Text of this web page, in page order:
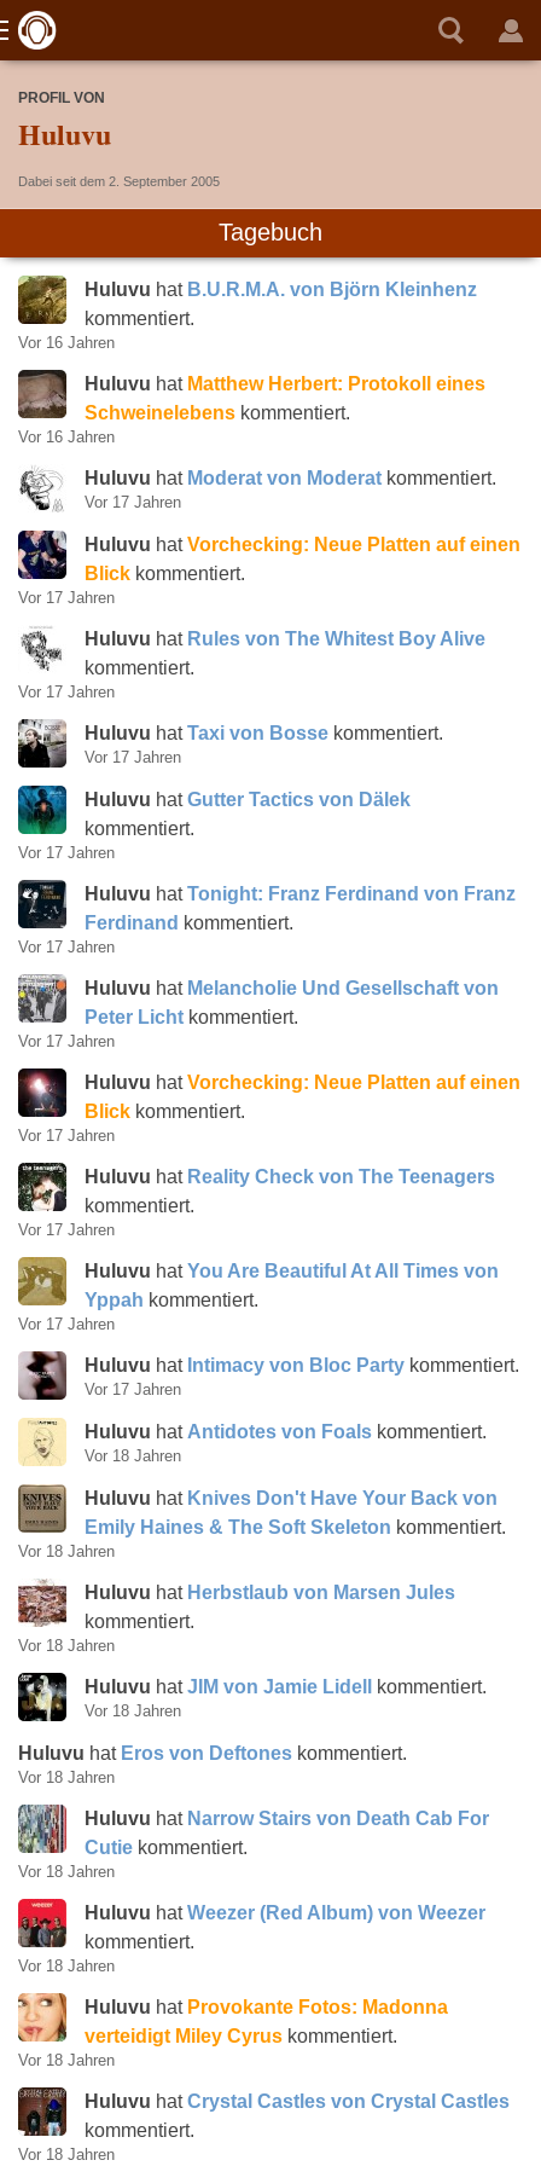
PROFIL VON
Huluvu
Dabei seit dem 2. September 2005
Tagebuch
Huluvu hat B.U.R.M.A. von Björn Kleinhenz
kommentiert.
Vor 16 Jahren
Huluvu hat Matthew Herbert: Protokoll eines
Schweinelebens kommentiert.
Vor 16 Jahren
Huluvu hat Moderat von Moderat kommentiert.
Vor 17 Jahren
Huluvu hatVorchecking: Neue Platten auf einen
Blick kommentiert.
Vor 17 Jahren
Huluvu hat Rules von The Whitest Boy Alive
kommentiert.
Vor 17 Jahren
Huluvu hatTaxi von Bosse kommentiert.
Vor 17 Jahren
Huluvu hatGutter Tactics von Dälek
kommentiert.
Vor 17 Jahren
Huluvu hatTonight: Franz Ferdinand von Franz
Ferdinand kommentiert.
Vor 17 Jahren
Huluvu hat Melancholie Und Gesellschaft von
Peter Licht kommentiert.
Vor 17 Jahren
Huluvu hatVorchecking: Neue Platten auf einen
Blick kommentiert.
Vor 17 Jahren
Huluvu hat Reality Check von The Teenagers
kommentiert.
Vor 17 Jahren
Huluvu hatYou Are Beautiful At All Times von
Yppah kommentiert.
Vor 17 Jahren
Huluvu hat Intimacy von Bloc Party kommentiert.
Vor 17 Jahren
Huluvu hat Antidotes von Foals kommentiert.
Vor 18 Jahren
Huluvu hat Knives Don't Have Your Back von
Emily Haines & The Soft Skeleton kommentiert.
Vor 18 Jahren
Huluvu hat Herbstlaub von Marsen Jules
kommentiert.
Vor 18 Jahren
Huluvu hatJIM von Jamie Lidell kommentiert.
Vor 18 Jahren
Huluvu hat Eros von Deftones kommentiert.
Vor 18 Jahren
Huluvu hat Narrow Stairs von Death Cab For
Cutie kommentiert.
Vor 18 Jahren
Huluvu hatWeezer (Red Album) von Weezer
kommentiert.
Vor 18 Jahren
Huluvu hat Provokante Fotos: Madonna
verteidigt Miley Cyrus kommentiert.
Vor 18 Jahren
Huluvu hatCrystal Castles von Crystal Castles
kommentiert.
Vor 18 Jahren